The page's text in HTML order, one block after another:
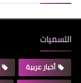
التسميات
أخبار عربية